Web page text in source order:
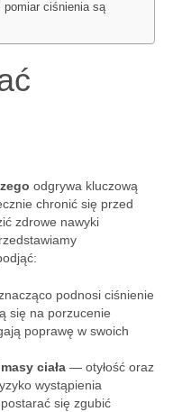
pomiar ciśnienia są
odgrywa kluczową
chronić się przed
zdrowe nawyki
podnosi ciśnienie
się na porzucenie
poprawę w swoich
ciała — otyłość oraz
wystąpienia
się zgubić